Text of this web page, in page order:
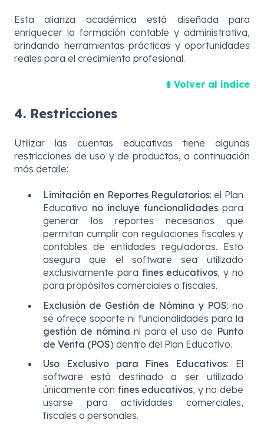
Esta alianza académica está diseñada para
enriquecer la formación contable y administrativa,
brindando herramientas prácticas y oportunidades
reales para el crecimiento profesional.
⬆️ Volver al índice
4. Restricciones
Utilizar las cuentas educativas tiene algunas
restricciones de uso y de productos, a continuación
más detalle:
Limitación en Reportes Regulatorios: el Plan
Educativo no incluye funcionalidadespara
generar los reportes necesarios que
permitan cumplir con regulaciones fiscales y
contables de entidades reguladoras. Esto
asegura que el software sea utilizado
exclusivamente para fines educativos, y no
para propósitos comerciales o fiscales.
Exclusión de Gestión de Nómina y POS: no
se ofrece soporte ni funcionalidades para la
gestión de nómina ni para el uso de Punto
de Venta (POS) dentro del Plan Educativo.
Uso Exclusivo para Fines Educativos: El
software está destinado a ser utilizado
únicamente con fines educativos, y no debe
usarse para actividades comerciales,
fiscales o personales.